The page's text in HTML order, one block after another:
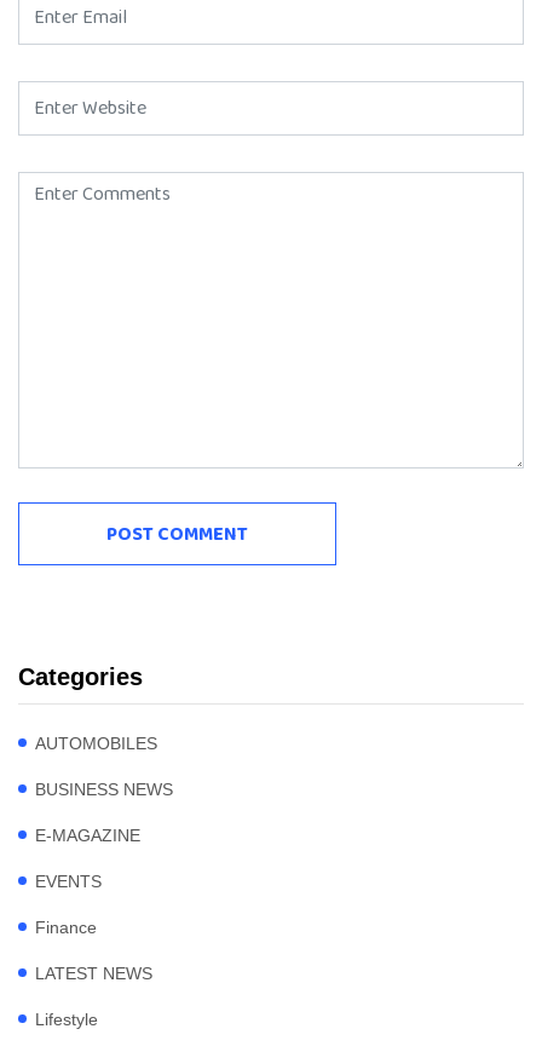
Categories
AUTOMOBILES
BUSINESS NEWS
E-MAGAZINE
EVENTS
Finance
LATEST NEWS
Lifestyle